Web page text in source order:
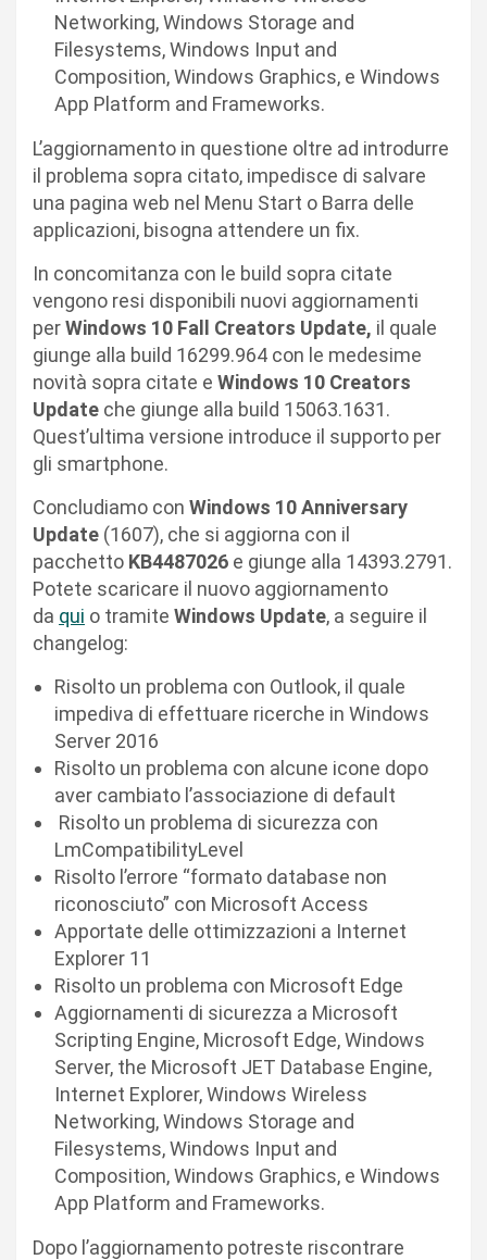
Networking, Windows Storage and
Filesystems, Windows Input and
Composition, Windows Graphics, e Windows
App Platform and Frameworks.
L’aggiornamento in questione oltre ad introdurre
il problema sopra citato, impedisce di salvare
una pagina web nel Menu Start o Barra delle
applicazioni, bisogna attendere un fix.
In concomitanza con le build sopra citate
vengono resi disponibili nuovi aggiornamenti
perWindows 10 Fall Creators Update, il quale
giunge alla build 16299.964 con le medesime
novità sopra citate e Windows 10 Creators
Update che giunge alla build 15063.1631.
Quest’ultima versione introduce il supporto per
gli smartphone.
Concludiamo con Windows 10 Anniversary
Update (1607), che si aggiorna con il
pacchetto KB4487026 e giunge alla 14393.2791.
Potete scaricare il nuovo aggiornamento
da qui o tramite Windows Update, a seguire il
changelog:
Risolto un problema con Outlook, il quale
impediva di effettuare ricerche in Windows
Server 2016
Risolto un problema con alcune icone dopo
aver cambiato l’associazione di default
Risolto un problema di sicurezza con
LmCompatibilityLevel
Risolto l’errore “formato database non
riconosciuto” con Microsoft Access
Apportate delle ottimizzazioni a Internet
Explorer 11
Risolto un problema con Microsoft Edge
Aggiornamenti di sicurezza a Microsoft
Scripting Engine, Microsoft Edge, Windows
Server, the Microsoft JET Database Engine,
Internet Explorer, Windows Wireless
Networking, Windows Storage and
Filesystems, Windows Input and
Composition, Windows Graphics, e Windows
App Platform and Frameworks.
Dopo l’aggiornamento potreste riscontrare